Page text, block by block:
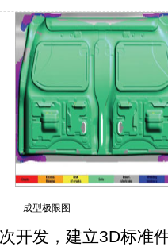
主应变分析图
开发，建立3D标准